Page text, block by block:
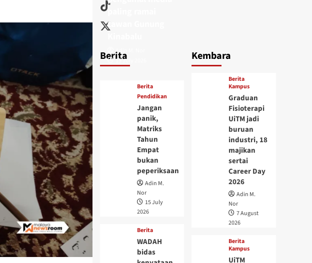
Berita
paling ramai
tawan Gunung
Adin M. Nor
15 July 2026
Berita
Pendidikan
Jangan
panik,
Matriks
Tahun
Empat
bukan
peperiksaan
Adin M.
Nor
15 July
2026
Berita
WADAH
bidas
Kembara
Berita
Kampus
Graduan
Fisioterapi
UiTM jadi
buruan
industri, 18
majikan
sertai
Career Day
2026
Adin M.
Nor
7 August
2026
Berita
Kampus
UiTM